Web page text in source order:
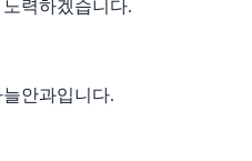
안과입니다.